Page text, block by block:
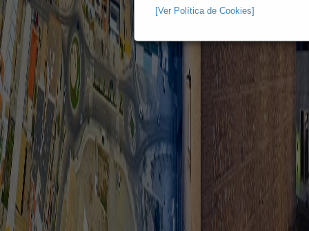
[Ver Política de Cookies]